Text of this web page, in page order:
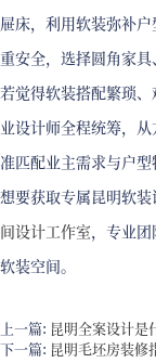
屉床，利用软装弥补
重安全，选择圆角家具
若觉得软装搭配繁琐
业设计师全程统筹，
准匹配业主需求与户型
想要获取专属昆明软
间设计工作室，专业
软装空间。
上一篇: 昆明全案设计是
下一篇: 昆明毛坯房装修